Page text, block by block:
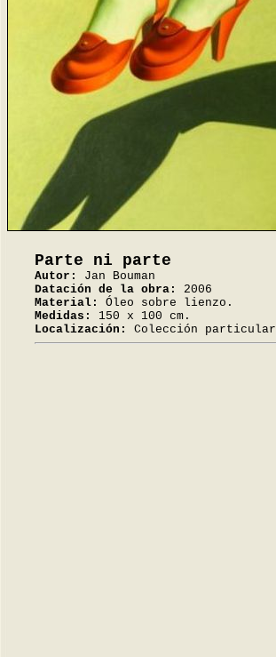
Parte ni parte
Autor:
Jan Bouman
Datación de la obra:
2006
Material:
Óleo sobre lienzo.
Medidas:
150 x 100 cm.
Localización:
Colección particular